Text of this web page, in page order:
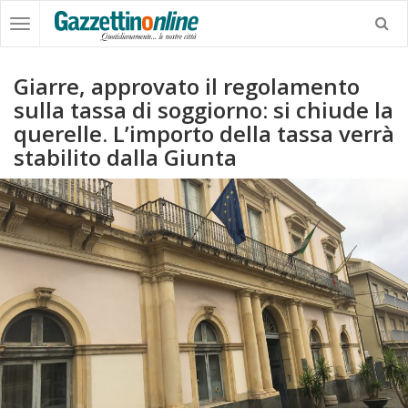
Giarre, approvato il regolamento
sulla tassa di soggiorno: si chiude la
querelle. L’importo della tassa verrà
stabilito dalla Giunta